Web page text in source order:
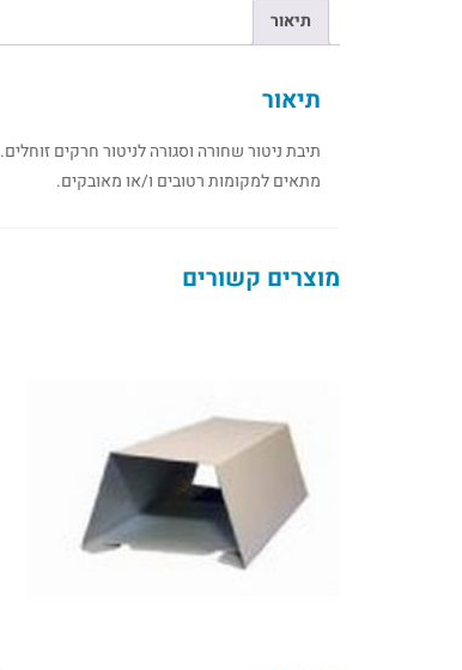
תיאור
תיאור
תיבת ניטור שחורה וסגורה לניטור חרקים זוחלים.
מתאים למקומות רטובים ו/או מאובקים.
מוצרים קשורים